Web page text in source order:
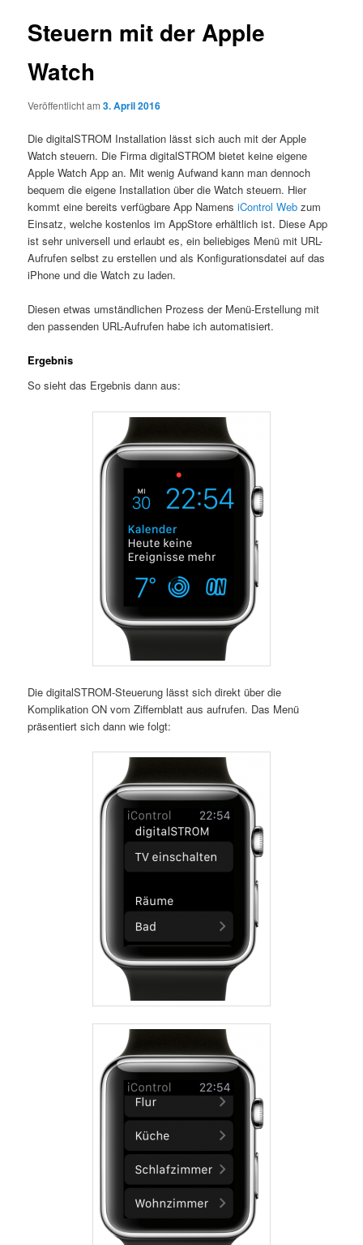
Steuern mit der Apple
Watch
Veröffentlicht am3. April 2016
Die digitalSTROM Installation lässt sich auch mit der Apple
Watch steuern. Die Firma digitalSTROM bietet keine eigene
Apple Watch App an. Mit wenig Aufwand kann man dennoch
bequem die eigene Installation über die Watch steuern. Hier
kommt eine bereits verfügbare App NamensiControl Webzum
Einsatz, welche kostenlos im AppStore erhältlich ist. Diese App
ist sehr universell und erlaubt es, ein beliebiges Menü mit URL-
Aufrufen selbst zu erstellen und als Konfigurationsdatei auf das
iPhone und die Watch zu laden.
Diesen etwas umständlichen Prozess der Menü-Erstellung mit
den passenden URL-Aufrufen habe ich automatisiert.
Ergebnis
So sieht das Ergebnis dann aus:
Die digitalSTROM-Steuerung lässt sich direkt über die
Komplikation ON vom Ziffernblatt aus aufrufen. Das Menü
präsentiert sich dann wie folgt: